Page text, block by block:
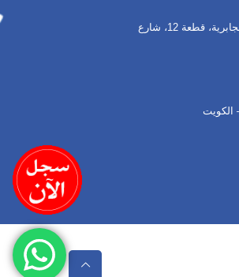
المعهد الفرنسي في الكويت الجابرية، قطعة 12، شارع